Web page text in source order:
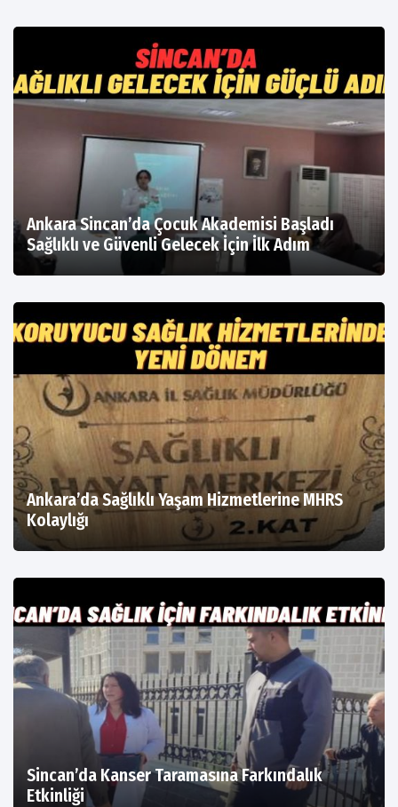
Ankara Sincan’da Çocuk Akademisi Başladı
Sağlıklı ve Güvenli Gelecek İçin İlk Adım
Ankara’da Sağlıklı Yaşam Hizmetlerine MHRS
Kolaylığı
Sincan’da Kanser Taramasına Farkındalık
Etkinliği